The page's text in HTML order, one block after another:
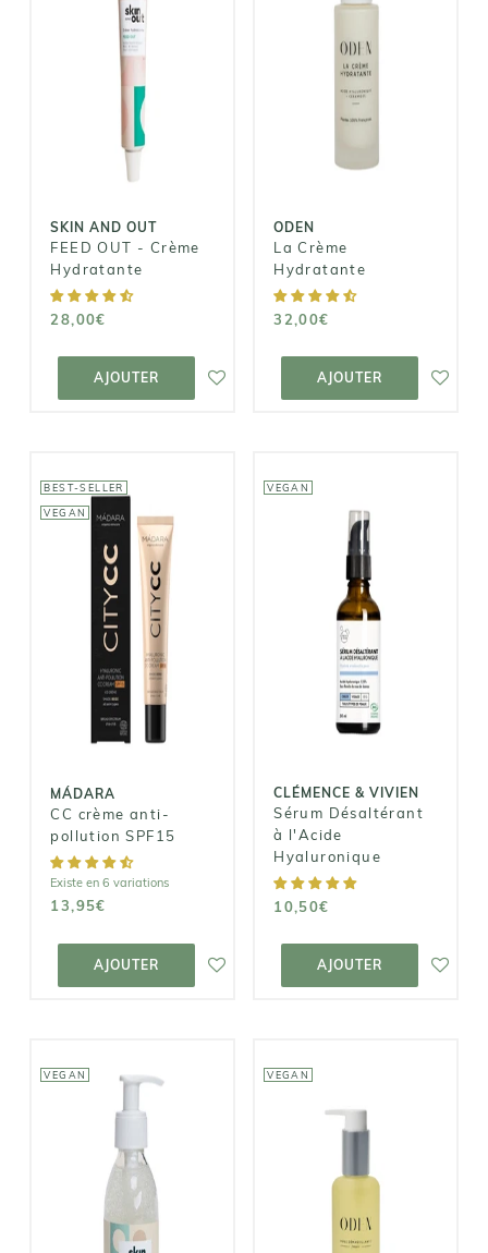
SKIN AND OUT
FEED OUT - Crème
Hydratante
28,00€
AJOUTER
SKIN AND OUT
FEED OUT -
Crème
Hydratante
28,00€
AJOUTER AU
PANIER
ODEN
La Crème
Hydratante
32,00€
AJOUTER
ODEN
La Crème
Hydratante
32,00€
AJOUTER AU
PANIER
BEST-SELLER
VEGAN
MÁDARA
CC crème anti-
pollution SPF15
Existe en 6 variations
13,95€
AJOUTER
MÁDARA
CC crème anti-
pollution
SPF15
13,95€
AJOUTER AU
PANIER
VEGAN
CLÉMENCE & VIVIEN
Sérum Désaltérant
à l'Acide
Hyaluronique
10,50€
AJOUTER
CLÉMENCE &
VIVIEN
Sérum
Désaltérant à
l'Acide
Hyaluronique
AJOUTER AU
PANIER
VEGAN
SKIN AND OUT
CLEAN OUT -
VEGAN
Huile